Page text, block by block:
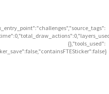
{},"tools_used":